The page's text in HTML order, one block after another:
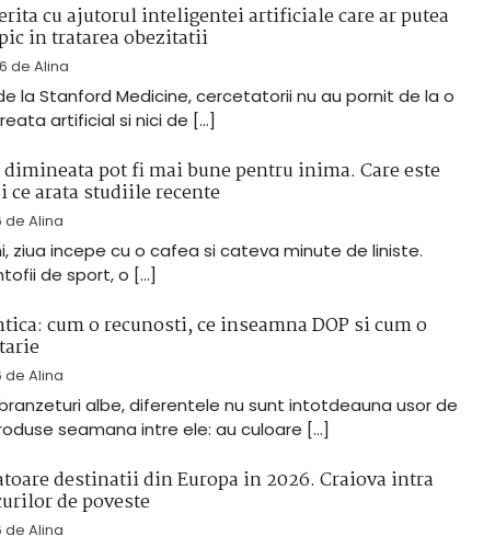
cu ajutorul inteligentei artificiale care ar putea
in tratarea obezitatii
de Alina
la Stanford Medicine, cercetatorii nu au pornit de la o
artificial si nici de […]
pot fi mai bune pentru inima. Care este
arata studiile recente
de Alina
ziua incepe cu o cafea si cateva minute de liniste.
de sport, o […]
cum o recunosti, ce inseamna DOP si cum o
de Alina
albe, diferentele nu sunt intotdeauna usor de
seamana intre ele: au culoare […]
destinatii din Europa in 2026. Craiova intra
de poveste
de Alina